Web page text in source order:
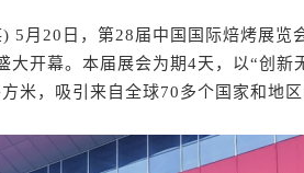
月20日，第28届中国国际焙烤展览
开幕。本届展会为期4天，以“创新
米，吸引来自全球70多个国家和地